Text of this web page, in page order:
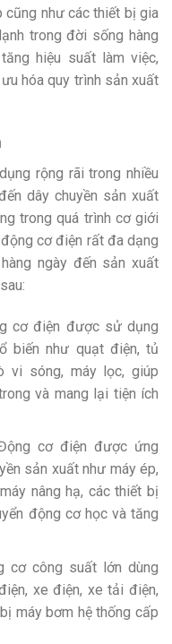
cũng như các thiết bị gia
trong đời sống hàng
hiệu suất làm việc,
hóa quy trình sản xuất
rộng rãi trong nhiều
dây chuyền sản xuất
trong quá trình cơ giới
cơ điện rất đa dạng
ngày đến sản xuất
cơ điện được sử dụng
biến như quạt điện, tủ
vi sóng, máy lọc, giúp
và mang lại tiện ích
cơ điện được ứng
sản xuất như máy ép,
nâng hạ, các thiết bị
động cơ học và tăng
cơ công suất lớn dùng
xe điện, xe tải điện,
máy bơm hệ thống cấp